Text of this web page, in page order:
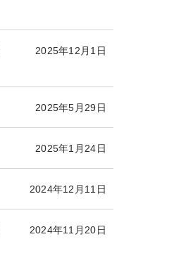
2025年12月1日
2025年5月29日
2025年1月24日
2024年12月11日
2024年11月20日